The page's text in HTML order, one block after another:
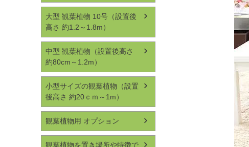
大型 観葉植物 10号（設置後
高さ 約1.2～1.8m）
中型 観葉植物（設置後高さ
約80cm～1.2m）
小型サイズの観葉植物（設置
後高さ 約20ｃｍ～1m）
観葉植物用 オプション
観葉植物を置き場所や特徴で